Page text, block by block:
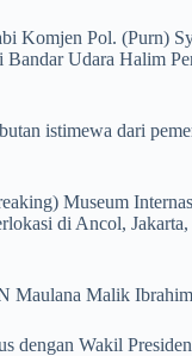
Komjen Pol. (Purn)
Bandar Udara Halim
istimewa dari
Museum
di Ancol, Jakarta,
Maulana Malik
dengan Wakil